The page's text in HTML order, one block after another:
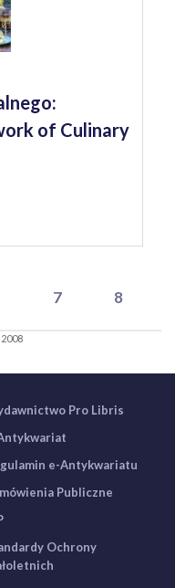
of Culinary
7 8
Pro Libris
e-Antykwariatu
Publiczne
Ochrony